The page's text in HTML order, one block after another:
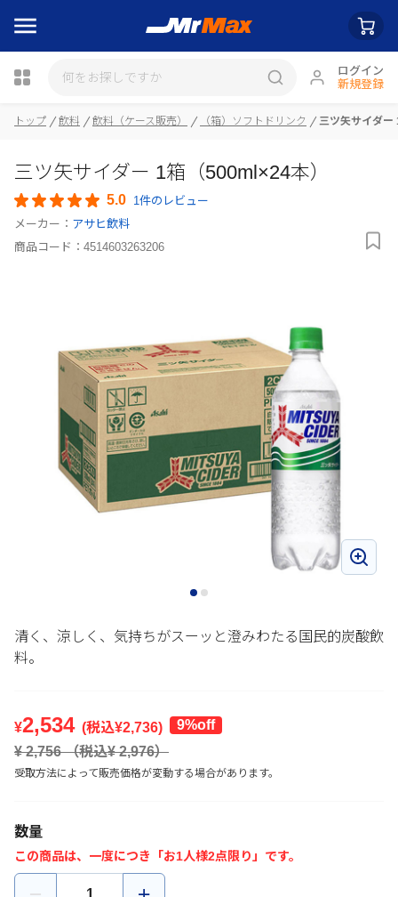
ログイン
新規登録
トップ 飲料 飲料（ケース販売） （箱）ソフトドリンク 三ツ矢サイダ
三ツ矢サイダー 1箱（500ml×24本）
5.0 1件のレビュー
メーカー： アサヒ飲料
商品コード： 4514603263206
清く、涼しく、気持ちがスーッと澄みわたる国民的炭酸飲
料。
¥2,534 (税込¥2,736)
9%off
¥ 2,756（税込¥2,976）
受取方法によって販売価格が変動する場合があります。
数量
この商品は、一度につき「お1人様2点限り」です。